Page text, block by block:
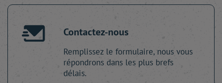
Contactez-nous
Remplissez le formulaire, nous vous
répondrons dans les plus brefs
délais.